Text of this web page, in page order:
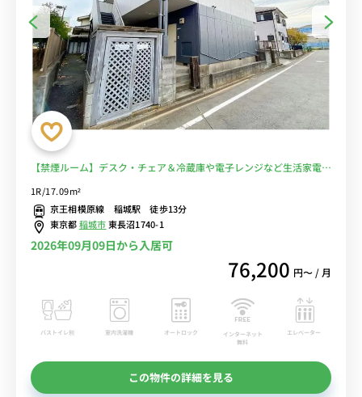
【禁煙ルーム】デスク・チェア＆冷蔵庫や電子レンジなど生活家電完
クセスも♪稲城駅前から駒沢女子大学へバス通学■選べるWi-Fi格安
レンタル中！
1R/17.09m²
京王相模原線 稲城駅 徒歩13分
東京都稲城市東長沼1740-1
2026年09月09日から入居可
76,200 円〜 / 月
バストイレ別 室内洗濯機 オートロック
インターネット
無料
エレベーター
この物件の詳細を見る